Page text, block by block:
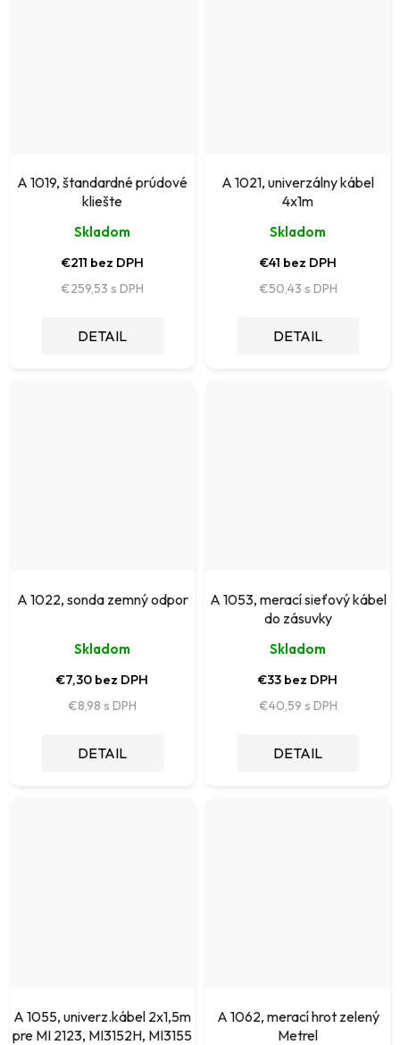
A 1019, štandardné prúdové
kliešte
Skladom
€211 bez DPH
€259,53
DETAIL
A 1021, univerzálny kábel
4x1m
Skladom
€41 bez DPH
€50,43
DETAIL
A 1022, sonda zemný odpor
Skladom
€7,30 bez DPH
€8,98
DETAIL
A 1053, merací sieťový kábel
do zásuvky
Skladom
€33 bez DPH
€40,59
DETAIL
A 1055, univerz.kábel 2x1,5m
pre MI 2123, MI3152H, MI3155
A 1062, merací hrot zelený
Metrel